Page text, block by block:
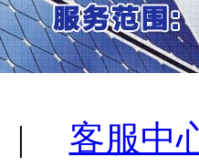
| 客服中